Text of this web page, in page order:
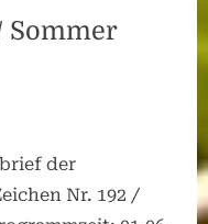
Sommer
der
Nr. 192 /